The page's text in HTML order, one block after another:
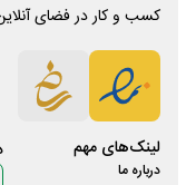
کسب و کار در فضای
لینک‌های مهم
درباره ما